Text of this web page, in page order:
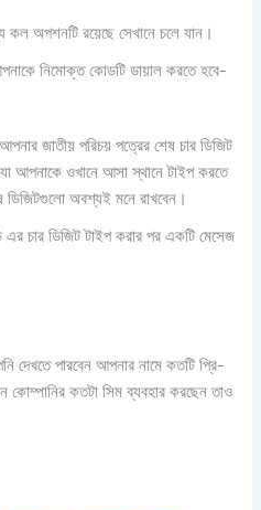
অপশনটি রয়েছে সেখানে চলে যান।
নিমোক্ত কোডটি ডায়াল করতে হবে-
জাতীয় পরিচয় পত্রের শেষ চার ডিজিট
আপনাকে ওখানে আসা স্থানে টাইপ করতে
অবশ্যই মনে রাখবেন।
চার ডিজিট টাইপ করার পর একটি মেসেজ
দেখতে পারবেন আপনার নামে কতটি প্রি-
কতটা সিম ব্যবহার করছেন তাও